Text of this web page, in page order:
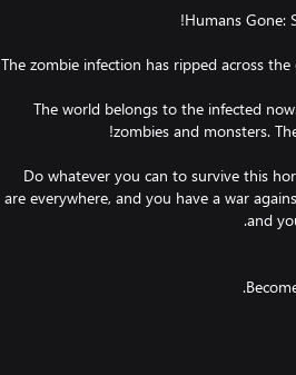
The zombie infection has ripped across
The world belongs to the infected
Do whatever you can to survive this
are everywhere, and you have a war